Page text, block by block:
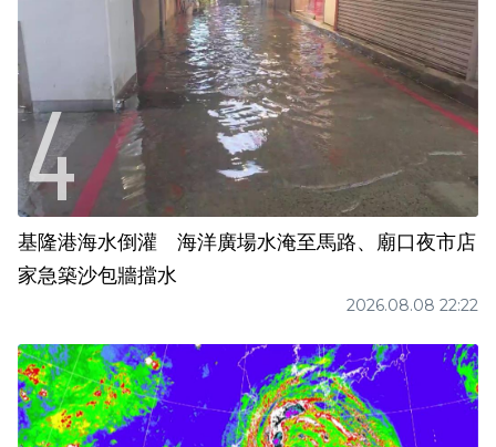
基隆港海水倒灌 海洋廣場水淹至馬路、廟口夜市店
家急築沙包牆擋水
2026.08.08 22:22